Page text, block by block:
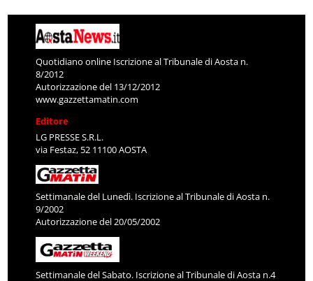
Quotidiano online Iscrizione al Tribunale di Aosta n.
8/2012
Autorizzazione del 13/12/2012
www.gazzettamatin.com
Editore
LG PRESSE S.R.L.
via Festaz, 52 11100 AOSTA
Settimanale del Lunedì. Iscrizione al Tribunale di Aosta n.
9/2002
Autorizzazione del 20/05/2002
Settimanale del Sabato. Iscrizione al Tribunale di Aosta n.4